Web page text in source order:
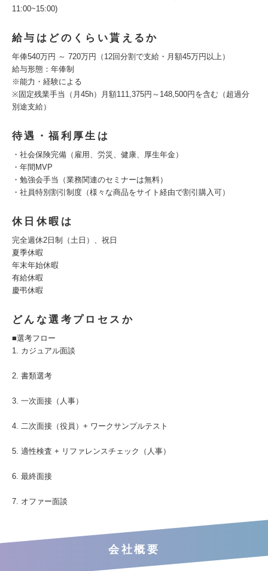
11:00~15:00)
給与はどのくらい貰えるか
年俸540万円 ～ 720万円（12回分割で支給・月額45万円以上）
給与形態：年俸制
※能力・経験による
※固定残業手当（月45h）月額111,375円～148,500円を含む（超過分
別途支給）
待遇・福利厚生は
・社会保険完備（雇用、労災、健康、厚生年金）
・年間MVP
・勉強会手当（業務関連のセミナーは無料）
・社員特別割引制度（様々な商品をサイト経由で割引購入可）
休日休暇は
完全週休2日制（土日）、祝日
夏季休暇
年末年始休暇
有給休暇
慶弔休暇
どんな選考プロセスか
■選考フロー
1. カジュアル面談
2. 書類選考
3. 一次面接（人事）
4. 二次面接（役員）+ ワークサンプルテスト
5. 適性検査 + リファレンスチェック（人事）
6. 最終面接
7. オファー面談
会社概要